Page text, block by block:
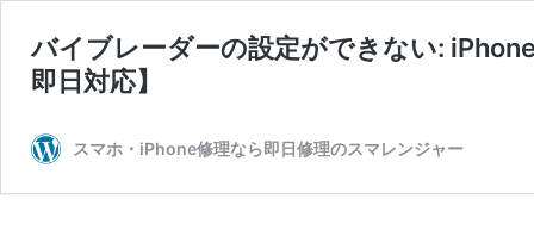
バイブレーダーの設定ができない:
即日対応】
スマホ・iPhone修理なら即日修理のスマレンジャー